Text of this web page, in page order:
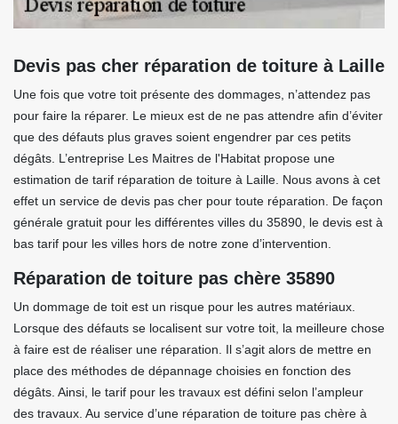
Devis pas cher réparation de toiture à Laille
Une fois que votre toit présente des dommages, n’attendez pas
pour faire la réparer. Le mieux est de ne pas attendre afin d’éviter
que des défauts plus graves soient engendrer par ces petits
dégâts. L’entreprise Les Maitres de l'Habitat propose une
estimation de tarif réparation de toiture à Laille. Nous avons à cet
effet un service de devis pas cher pour toute réparation. De façon
générale gratuit pour les différentes villes du 35890, le devis est à
bas tarif pour les villes hors de notre zone d’intervention.
Réparation de toiture pas chère 35890
Un dommage de toit est un risque pour les autres matériaux.
Lorsque des défauts se localisent sur votre toit, la meilleure chose
à faire est de réaliser une réparation. Il s’agit alors de mettre en
place des méthodes de dépannage choisies en fonction des
dégâts. Ainsi, le tarif pour les travaux est défini selon l’ampleur
des travaux. Au service d’une réparation de toiture pas chère à